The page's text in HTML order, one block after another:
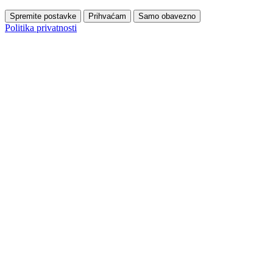
Spremite postavke Prihvaćam Samo obavezno
Politika privatnosti